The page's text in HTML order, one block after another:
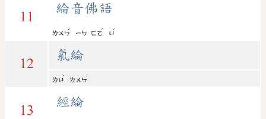
11
綸音佛語
ㄌㄨㄣ
ˊ
ㄧㄣ ㄈㄛ
ˊ
ㄩ
ˇ
12
氯綸
ㄌㄩ
ˋ
ㄌㄨㄣ
ˊ
13
經綸